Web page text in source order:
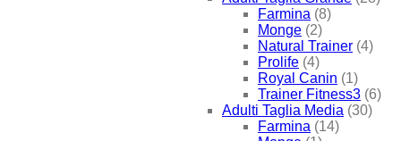
Farmina (8)
Monge (2)
Natural Trainer (4)
Prolife (4)
Royal Canin (1)
Trainer Fitness3 (6)
Adulti Taglia Media (30)
Farmina (14)